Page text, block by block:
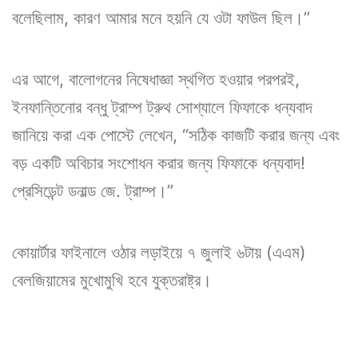
বলেছিলাম, কারণ আমার মনে হয়নি যে ওটা ফাউল ছিল।”
এর আগে, বালোগনের নিষেধাজ্ঞা স্থগিত হওয়ার পরপরই,
ইনফান্তিনোর বন্ধু ট্রাম্প ট্রুথ সোশ্যালে ফিফাকে ধন্যবাদ
জানিয়ে করা এক পোস্টে লেখেন, “সঠিক কাজটি করার জন্য এবং
বড় একটি অবিচার সংশোধন করার জন্য ফিফাকে ধন্যবাদ!
প্রেসিডেন্ট ডনাল্ড জে. ট্রাম্প।”
কোয়ার্টার ফাইনালে ওঠার লড়াইয়ে ৭ জুলাই ৬টায় (এএম)
বেলজিয়ামের মুখোমুখি হবে যুক্তরাষ্ট্র।